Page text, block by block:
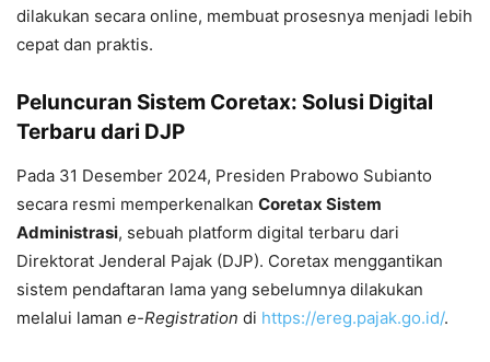
dilakukan secara online, membuat prosesnya menjadi lebih
cepat dan praktis.
Peluncuran Sistem Coretax: Solusi Digital
Terbaru dari DJP
Pada 31 Desember 2024, Presiden Prabowo Subianto
secara resmi memperkenalkan Coretax Sistem
Administrasi, sebuah platform digital terbaru dari
Direktorat Jenderal Pajak (DJP). Coretax menggantikan
sistem pendaftaran lama yang sebelumnya dilakukan
melalui laman e-Registration di https://ereg.pajak.go.id/.